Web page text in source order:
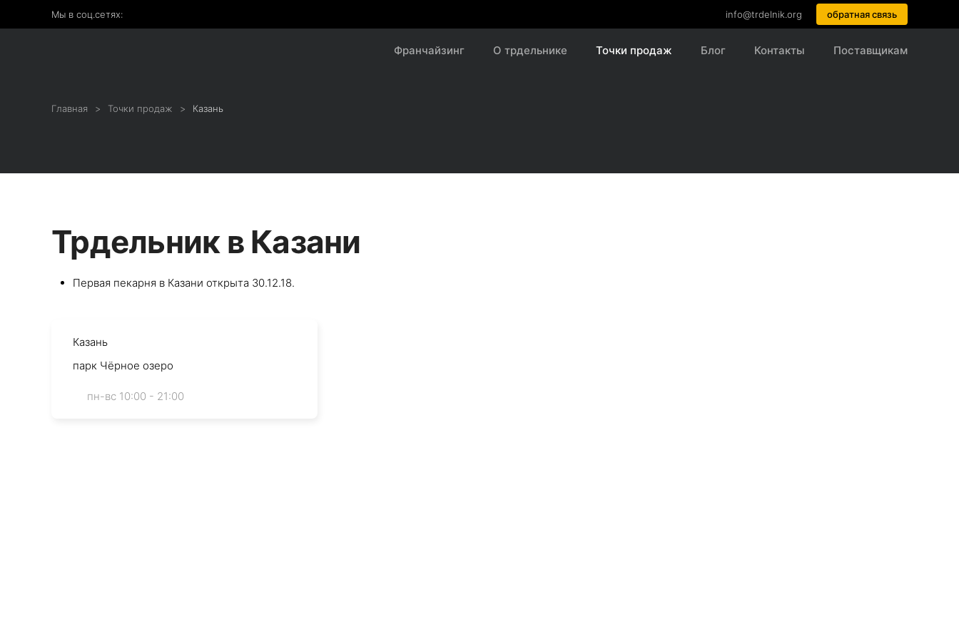
Мы в соц.сетях: info@trdelnik.org обратная связь
Франчайзинг О трдельнике Точки продаж Блог Контакты Поставщикам
Главная Точки продаж Казань
Трдельник в Казани
Первая пекарня в Казани открыта 30.12.18.
Казань
парк Чёрное озеро
пн-вс 10:00 - 21:00